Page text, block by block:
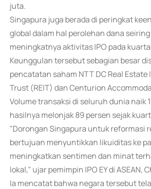
juta.
Singapura juga berada di peringkat
global dalam hal perolehan dana
meningkatnya aktivitas IPO pada
Keunggulan tersebut sebagian besar
pencatatan saham NTT DC Real
Trust (REIT) dan Centurion
Volume transaksi di seluruh dunia naik
hasilnya melonjak 89 persen sejak
"Dorongan Singapura untuk reformasi
bertujuan menyuntikkan likuiditas ke
meningkatkan sentimen dan minat
lokal," ujar pemimpin IPO EY di ASEAN,
Ia mencatat bahwa negara tersebut